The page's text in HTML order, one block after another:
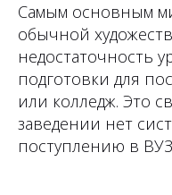
Самым основным
обычной
недостаточность
подготовки для
или колледж. Это
заведении нет
поступлению в